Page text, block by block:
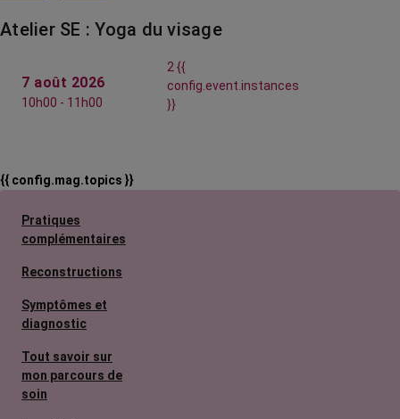
Atelier SE : Yoga du visage
7 août 2026
10h00 - 11h00
2 {{
config.event.instances
}}
{{ config.mag.topics }}
Pratiques
complémentaires
Reconstructions
Symptômes et
diagnostic
Tout savoir sur
mon parcours de
soin